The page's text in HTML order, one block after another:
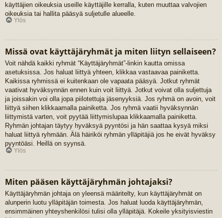
käyttäjien oikeuksia useille käyttäjille kerralla, kuten muuttaa valvojien
oikeuksia tai hallita pääsyä suljetulle alueelle.
Ylös
Missä ovat käyttäjäryhmät ja miten liityn sellaiseen?
Voit nähdä kaikki ryhmät “Käyttäjäryhmät”-linkin kautta omissa
asetuksissa. Jos haluat liittyä yhteen, klikkaa vastaavaa painiketta.
Kaikissa ryhmissä ei kuitenkaan ole vapaata pääsyä. Jotkut ryhmät
vaativat hyväksynnän ennen kuin voit liittyä. Jotkut voivat olla suljettuja
ja joissakin voi olla jopa piilotettuja jäsenyyksiä. Jos ryhmä on avoin, voit
liittyä siihen klikkaamalla painiketta. Jos ryhmä vaatii hyväksynnän
liittymistä varten, voit pyytää liittymislupaa klikkaamalla painiketta.
Ryhmän johtajan täytyy hyväksyä pyyntösi ja hän saattaa kysyä miksi
haluat liittyä ryhmään. Älä häiriköi ryhmän ylläpitäjiä jos he eivät hyväksy
pyyntöäsi. Heillä on syynsä.
Ylös
Miten pääsen käyttäjäryhmän johtajaksi?
Käyttäjäryhmän johtaja on yleensä määritelty, kun käyttäjäryhmät on
alunperin luotu ylläpitäjän toimesta. Jos haluat luoda käyttäjäryhmän,
ensimmäinen yhteyshenkilösi tulisi olla ylläpitäjä. Kokeile yksityisviestin